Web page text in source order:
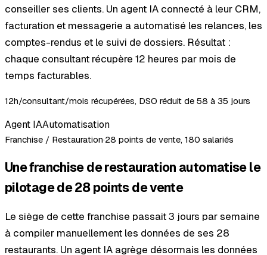
conseiller ses clients. Un agent IA connecté à leur CRM,
facturation et messagerie a automatisé les relances, les
comptes-rendus et le suivi de dossiers. Résultat :
chaque consultant récupère 12 heures par mois de
temps facturables.
12h/consultant/mois récupérées, DSO réduit de 58 à 35 jours
Agent IAAutomatisation
Franchise / Restauration·28 points de vente, 180 salariés
Une franchise de restauration automatise le
pilotage de 28 points de vente
Le siège de cette franchise passait 3 jours par semaine
à compiler manuellement les données de ses 28
restaurants. Un agent IA agrège désormais les données